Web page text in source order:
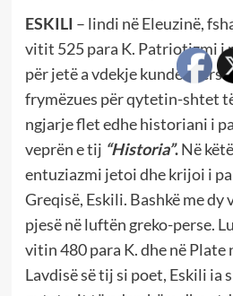
ESKILI – lindi në Eleuzinë,
vitit 525 para K. Patriotizmi i
për jetë a vdekje kundër
frymëzues për qytetin-shtet
ngjarje flet edhe historiani i
veprën e tij “Historia”. Në
entuziazmi jetoi dhe krijoi i
Greqisë, Eskili. Bashkë me
pjesë në luftën greko-perse.
vitin 480 para K. dhe në Plate
Lavdisë së tij si poet, Eskili ia